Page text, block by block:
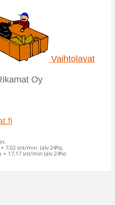
Vaihtolavat
Oy
snt/min. (alv 24%),
17,17 snt/min (alv 24%):